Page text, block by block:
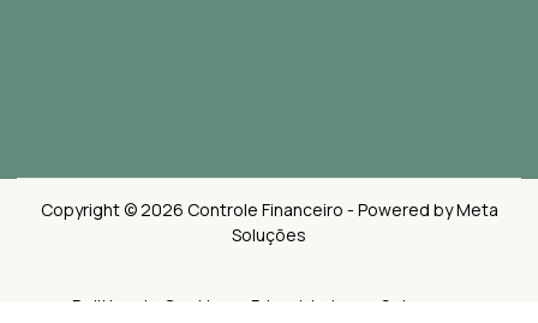
Copyright © 2026 Controle Financeiro - Powered by Meta
Soluções
Politica de Cookies e Privacidades Sobre nos